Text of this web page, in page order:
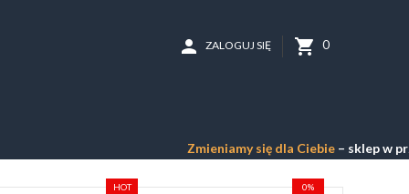
shopping_cart 0
person ZALOGUJ SIĘ
Zmieniamy się dla Ciebie– sklep w
HOT 0%